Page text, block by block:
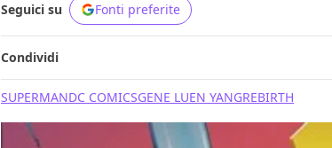
Seguici su Fonti preferite
Condividi
SUPERMANDC COMICSGENE LUEN YANGREBIRTH